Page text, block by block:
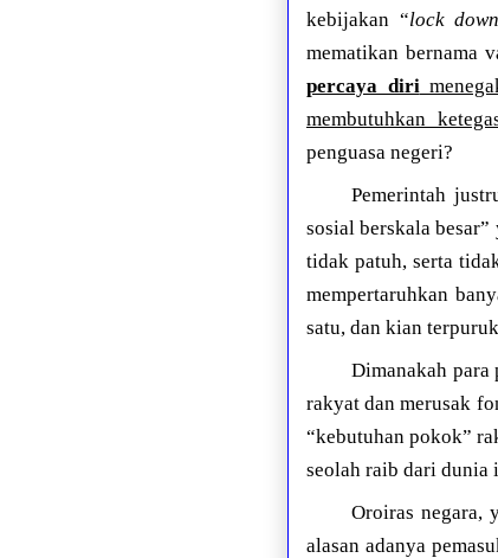
kebijakan “lock
mematikan bernama
percaya diri
membutuhkan
penguasa negeri?
Pemerintah
sosial berskala
tidak patuh, serta
mempertaruhkan
satu, dan kian
Dimanakah para
rakyat dan merusak
“kebutuhan pokok”
seolah raib dari dunia
Oroiras negara,
alasan adanya